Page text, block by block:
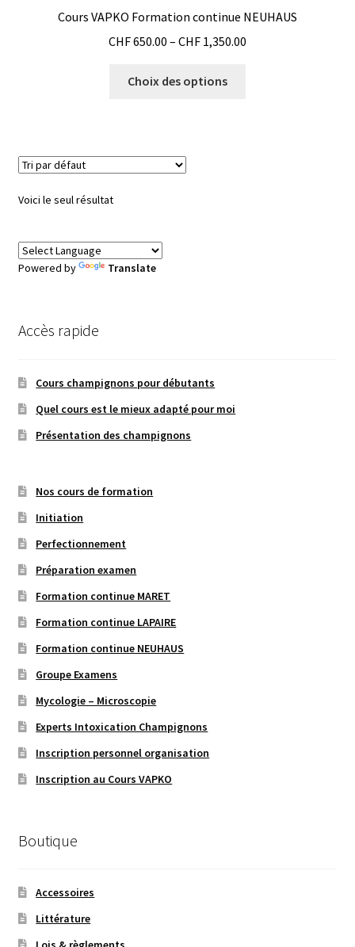
Cours VAPKO Formation continue NEUHAUS
CHF650.00 – CHF 1,350.00
Choix des options
Voici le seul résultat
Powered by Translate
Accès rapide
Cours champignons pour débutants
Quel cours est le mieux adapté pour moi
Présentation des champignons
Nos cours de formation
Initiation
Perfectionnement
Préparation examen
Formation continue MARET
Formation continue LAPAIRE
Formation continue NEUHAUS
Groupe Examens
Mycologie – Microscopie
Experts Intoxication Champignons
Inscription personnel organisation
Inscription au Cours VAPKO
Boutique
Accessoires
Littérature